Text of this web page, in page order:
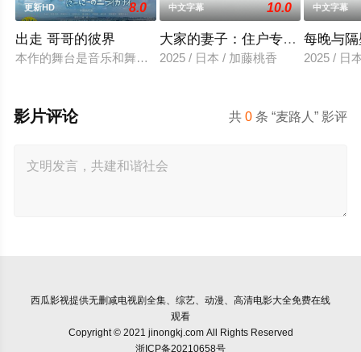
更新HD 8.0
出走 哥哥的彼界
本作的舞台是音乐和舞蹈融入生活的冲绳。与母亲朱音、妹妹
中文字幕 10.0
大家的妻子：住户专用洞口
2025 / 日本 / 加藤桃香
中文字幕
每晚与
2025 / 日
共0 条 “麦路人” 影评
影片评论
西瓜影视提供无删减电视剧全集、综艺、动漫、高清电影大全免费在线
观看
Copyright © 2021 jinongkj.com All Rights Reserved
浙ICP备20210658号